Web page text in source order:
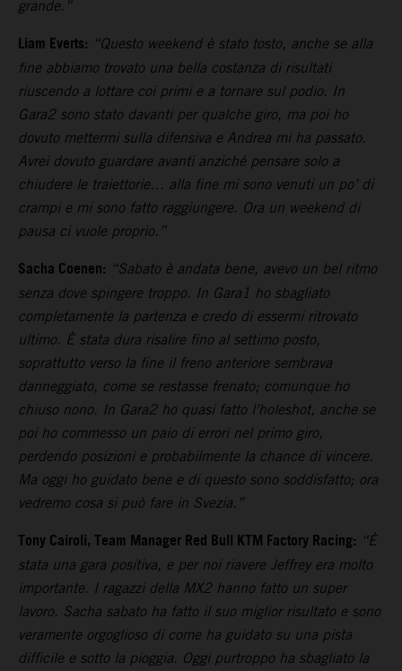
grande.”
Liam Everts: “Questo weekend è stato tosto, anche se alla
fine abbiamo trovato una bella costanza di risultati
riuscendo a lottare coi primi e a tornare sul podio. In
Gara2 sono stato davanti per qualche giro, ma poi ho
dovuto mettermi sulla difensiva e Andrea mi ha passato.
Avrei dovuto guardare avanti anziché pensare solo a
chiudere le traiettorie… alla fine mi sono venuti un po’ di
crampi e mi sono fatto raggiungere. Ora un weekend di
pausa ci vuole proprio.”
Sacha Coenen: “Sabato è andata bene, avevo un bel ritmo
senza dove spingere troppo. In Gara1 ho sbagliato
completamente la partenza e credo di essermi ritrovato
ultimo. È stata dura risalire fino al settimo posto,
soprattutto verso la fine il freno anteriore sembrava
danneggiato, come se restasse frenato; comunque ho
chiuso nono. In Gara2 ho quasi fatto l’holeshot, anche se
poi ho commesso un paio di errori nel primo giro,
perdendo posizioni e probabilmente la chance di vincere.
Ma oggi ho guidato bene e di questo sono soddisfatto; ora
vedremo cosa si può fare in Svezia.”
Tony Cairoli, Team Manager Red Bull KTM Factory Racing: “È
stata una gara positiva, e per noi riavere Jeffrey era molto
importante. I ragazzi della MX2 hanno fatto un super
lavoro. Sacha sabato ha fatto il suo miglior risultato e sono
veramente orgoglioso di come ha guidato su una pista
difficile e sotto la pioggia. Oggi purtroppo ha sbagliato la